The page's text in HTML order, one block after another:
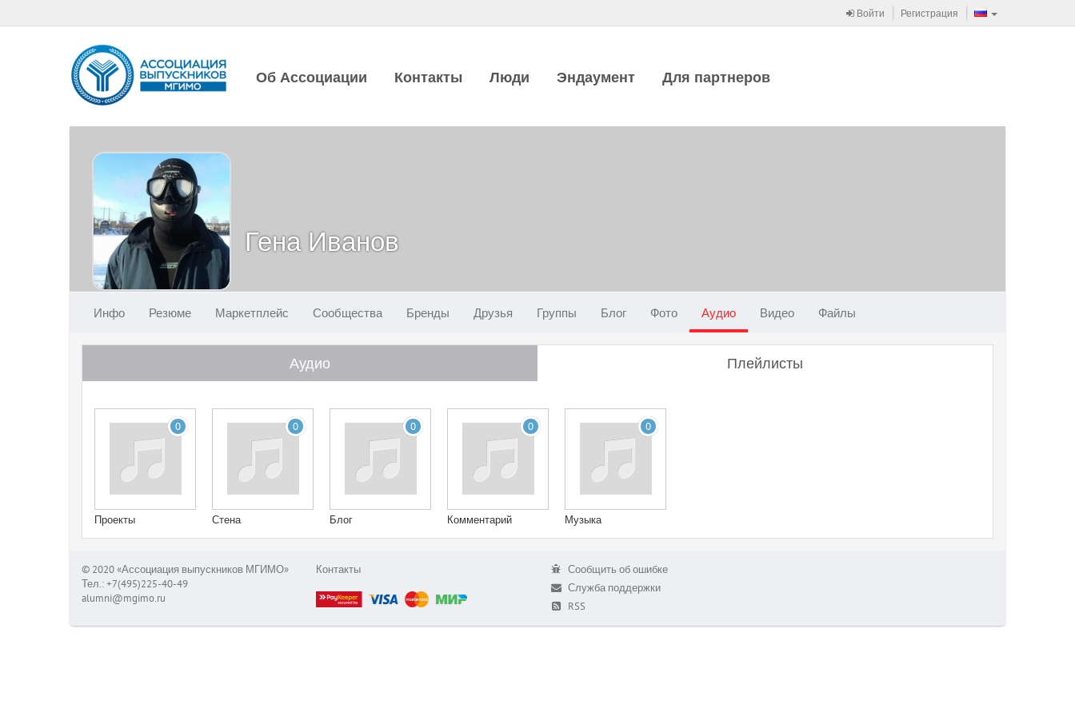
Войти Регистрация
Об Ассоциации Контакты Люди Эндаумент Для партнеров
Гена Иванов
Инфо Резюме Маркетплейс Сообщества Бренды Друзья Группы Блог Фото Аудио Видео Файлы
Аудио Плейлисты
0
Проекты
0
Стена
0
Блог
0
Комментарий
0
Музыка
© 2020 «Ассоциация выпускников МГИМО»
Тел.: +7(495)225-40-49
alumni@mgimo.ru
Контакты
Сообщить об ошибке
Служба поддержки
RSS